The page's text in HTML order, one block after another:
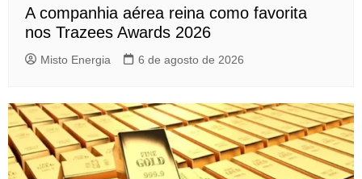
A companhia aérea reina como favorita
nos Trazees Awards 2026
Misto Energia 6 de agosto de 2026